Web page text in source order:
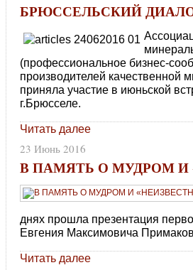
БРЮССЕЛЬСКИЙ
(профессиональное бизнес-
производителей качественной
приняла участие в июньской
г.Брюсселе.
Читать далее
23 Июнь 2016
В ПАМЯТЬ О МУДРОМ
днях прошла презентация
Евгения Максимовича
Читать далее